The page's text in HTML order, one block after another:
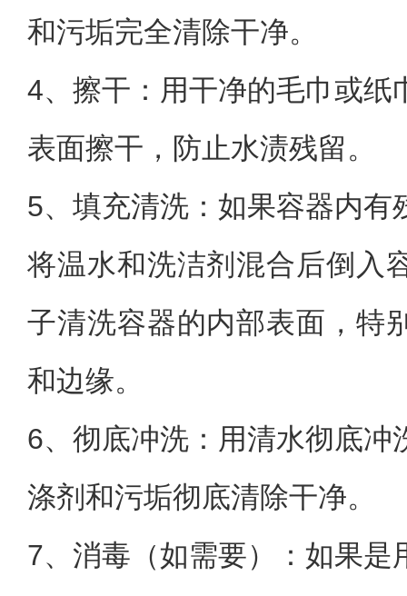
和污垢完全清除干净。
4、 擦干：用干净的毛巾或纸
表面擦干，防止水渍残留。
5、 填充清洗：如果容器内有
将温水和洗洁剂混合后倒入
子清洗容器的内部表面，特
和边缘。
6、 彻底冲洗：用清水彻底冲
涤剂和污垢彻底清除干净。
7、 消毒（如需要）：如果是